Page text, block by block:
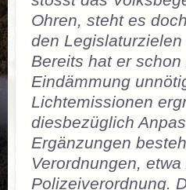
Ohren, steht es
den
Bereits hat er
Eindämmung
Lichtemissionen
diesbezüglich
Ergänzungen
Verordnungen,
Polizeiverordnung.